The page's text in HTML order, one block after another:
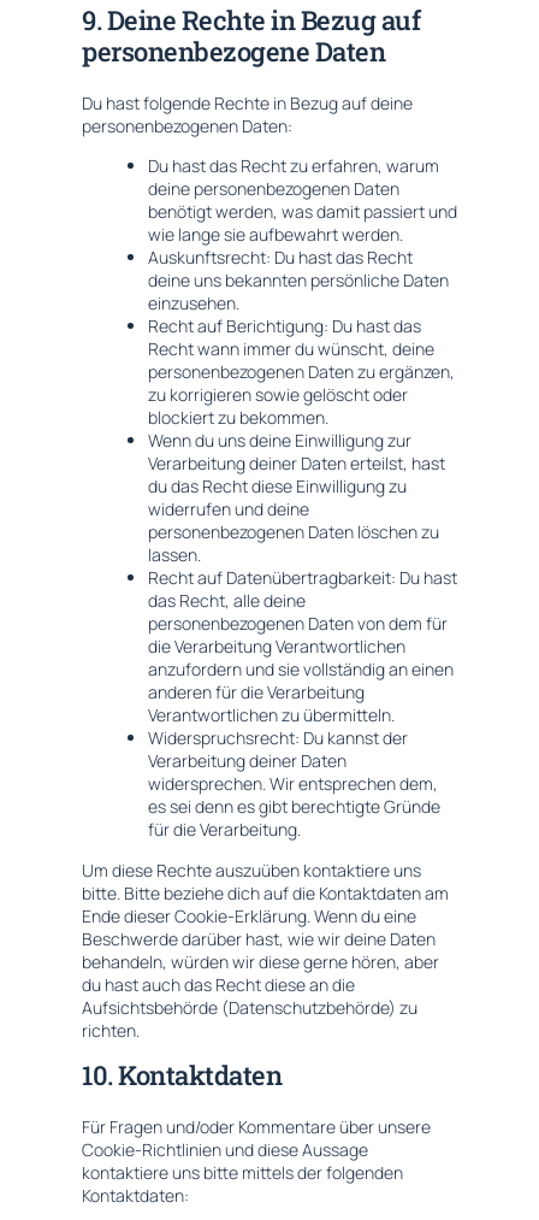
9. Deine Rechte in Bezug auf
personenbezogene Daten
Du hast folgende Rechte in Bezug auf deine
personenbezogenen Daten:
Du hast das Recht zu erfahren, warum
deine personenbezogenen Daten
benötigt werden, was damit passiert und
wie lange sie aufbewahrt werden.
Auskunftsrecht: Du hast das Recht
deine uns bekannten persönliche Daten
einzusehen.
Recht auf Berichtigung: Du hast das
Recht wann immer du wünscht, deine
personenbezogenen Daten zu ergänzen,
zu korrigieren sowie gelöscht oder
blockiert zu bekommen.
Wenn du uns deine Einwilligung zur
Verarbeitung deiner Daten erteilst, hast
du das Recht diese Einwilligung zu
widerrufen und deine
personenbezogenen Daten löschen zu
lassen.
Recht auf Datenübertragbarkeit: Du hast
das Recht, alle deine
personenbezogenen Daten von dem für
die Verarbeitung Verantwortlichen
anzufordern und sie vollständig an einen
anderen für die Verarbeitung
Verantwortlichen zu übermitteln.
Widerspruchsrecht: Du kannst der
Verarbeitung deiner Daten
widersprechen. Wir entsprechen dem,
es sei denn es gibt berechtigte Gründe
für die Verarbeitung.
Um diese Rechte auszuüben kontaktiere uns
bitte. Bitte beziehe dich auf die Kontaktdaten am
Ende dieser Cookie-Erklärung. Wenn du eine
Beschwerde darüber hast, wie wir deine Daten
behandeln, würden wir diese gerne hören, aber
du hast auch das Recht diese an die
Aufsichtsbehörde (Datenschutzbehörde) zu
richten.
10. Kontaktdaten
Für Fragen und/oder Kommentare über unsere
Cookie-Richtlinien und diese Aussage
kontaktiere uns bitte mittels der folgenden
Kontaktdaten: